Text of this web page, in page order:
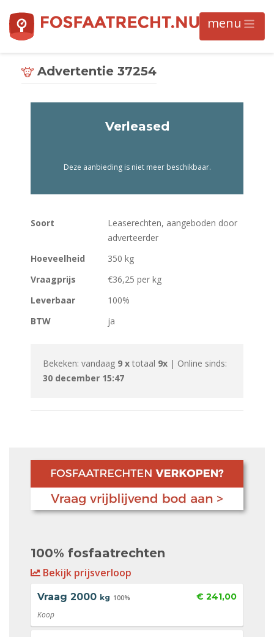
Advertentie 37254
Soort
Leaserechten, aangeboden door
adverteerder
Hoeveelheid
350 kg
Vraagprijs
€36,25 per kg
Leverbaar
100%
BTW
ja
Bekeken: vandaag 9 x totaal 9x | Online sinds:
30 december 15:47
Verleased
Deze aanbieding is niet meer beschikbaar.
100% fosfaatrechten
Bekijk prijsverloop
Vraag 2000 kg 100% € 241,00
Koop